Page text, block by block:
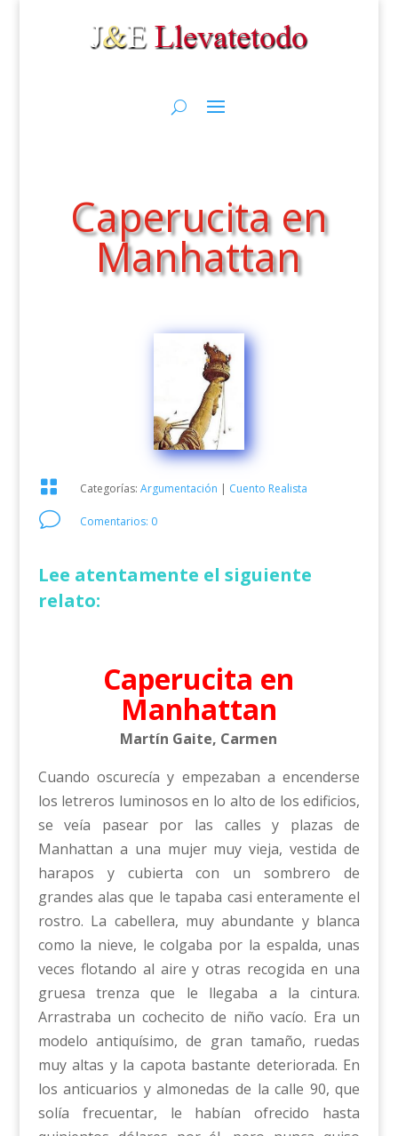
Caperucita en
Manhattan
 Categorías: Argumentación | Cuento Realista
v Comentarios: 0
Lee atentamente el siguiente
relato:
Caperucita en
Manhattan
Martín Gaite, Carmen
Cuando oscurecía y empezaban a encenderse
los letreros luminosos en lo alto de los edificios,
se veía pasear por las calles y plazas de
Manhattan a una mujer muy vieja, vestida de
harapos y cubierta con un sombrero de
grandes alas que le tapaba casi enteramente el
rostro. La cabellera, muy abundante y blanca
como la nieve, le colgaba por la espalda, unas
veces flotando al aire y otras recogida en una
gruesa trenza que le llegaba a la cintura.
Arrastraba un cochecito de niño vacío. Era un
modelo antiquísimo, de gran tamaño, ruedas
muy altas y la capota bastante deteriorada. En
los anticuarios y almonedas de la calle 90, que
solía frecuentar, le habían ofrecido hasta